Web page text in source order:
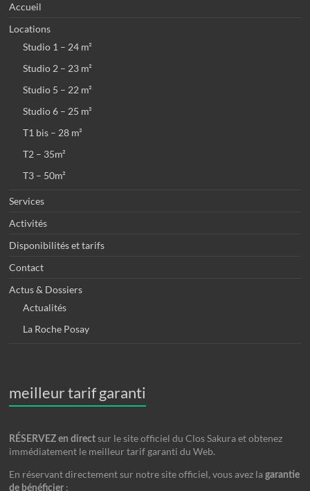
Accueil
Locations
Studio 1 – 24 m²
Studio 2 – 23 m²
Studio 5 – 22 m²
Studio 6 – 25 m²
T1 bis – 28 m²
T2 – 35m²
T3 – 50m²
Services
Activités
Disponibilités et tarifs
Contact
Actus & Dossiers
Actualités
La Roche Posay
meilleur tarif garanti
RÉSERVEZ en direct sur le site officiel du Clos Sakura et obtenez
immédiatement le meilleur tarif garanti du Web.
En réservant directement sur notre site officiel, vous avez lagarantie
de bénéficier :